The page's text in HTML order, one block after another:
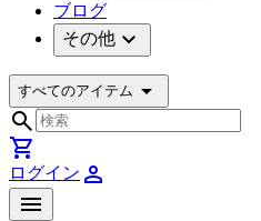
ブログ
その他 expand_more
すべてのアイテム arrow_drop_down
search
shopping_cart
ログイン person
menu